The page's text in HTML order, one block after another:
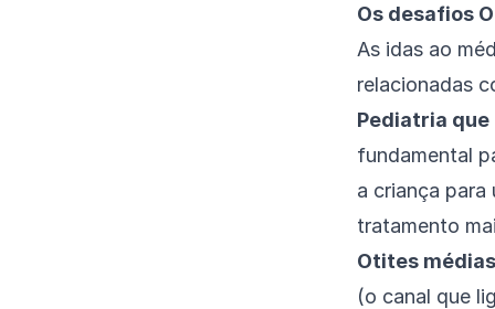
Os desafios
As idas ao
relacionadas
Pediatria
fundamental
a criança
tratamento
Otites
(o canal que